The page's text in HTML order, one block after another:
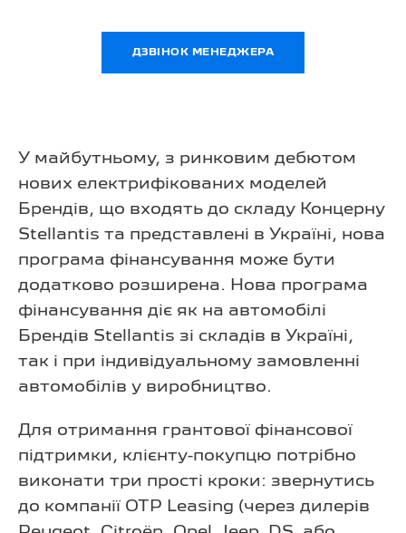
ДЗВІНОК МЕНЕДЖЕРА
У майбутньому, з ринковим дебютом
нових електрифікованих моделей
Брендів, що входять до складу Концерну
Stellantis та представлені в Україні, нова
програма фінансування може бути
додатково розширена. Нова програма
фінансування діє як на автомобілі
Брендів Stellantis зі складів в Україні,
так і при індивідуальному замовленні
автомобілів у виробництво.
Для отримання грантової фінансової
підтримки, клієнту-покупцю потрібно
виконати три прості кроки: звернутись
до компанії OTP Leasing (через дилерів